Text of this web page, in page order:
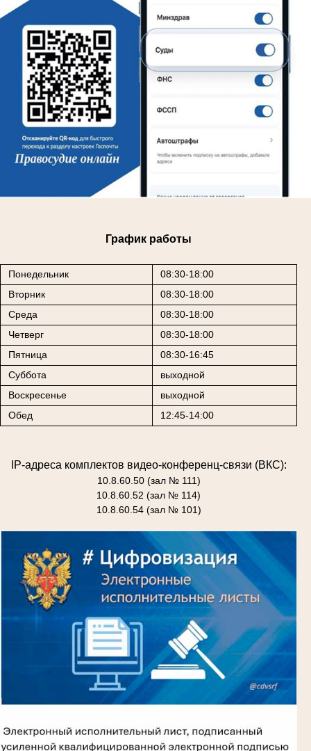
График работы
Понедельник
08:30-18:00
Вторник
08:30-18:00
Среда
08:30-18:00
Четверг
08:30-18:00
Пятница
08:30-16:45
Суббота
выходной
Воскресенье
выходной
Обед
12:45-14:00
IP-адреса комплектов видео-конференц-связи (ВКС):
10.8.60.50 (зал № 111)
10.8.60.52 (зал № 114)
10.8.60.54 (зал № 101)